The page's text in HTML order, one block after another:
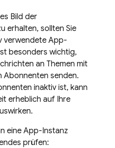
Bild der
erhalten, sollten Sie
verwendete App-
besonders wichtig,
an Themen mit
Abonnenten senden.
inaktiv ist, kann
erheblich auf Ihre
eine App-Instanz
prüfen: